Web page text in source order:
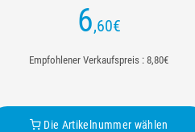
6,60€
Empfohlener Verkaufspreis : 8,80€
Die Artikelnummer wählen